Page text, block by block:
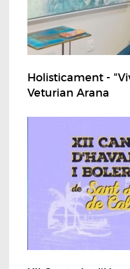
Holisticament -
Veturian Arana